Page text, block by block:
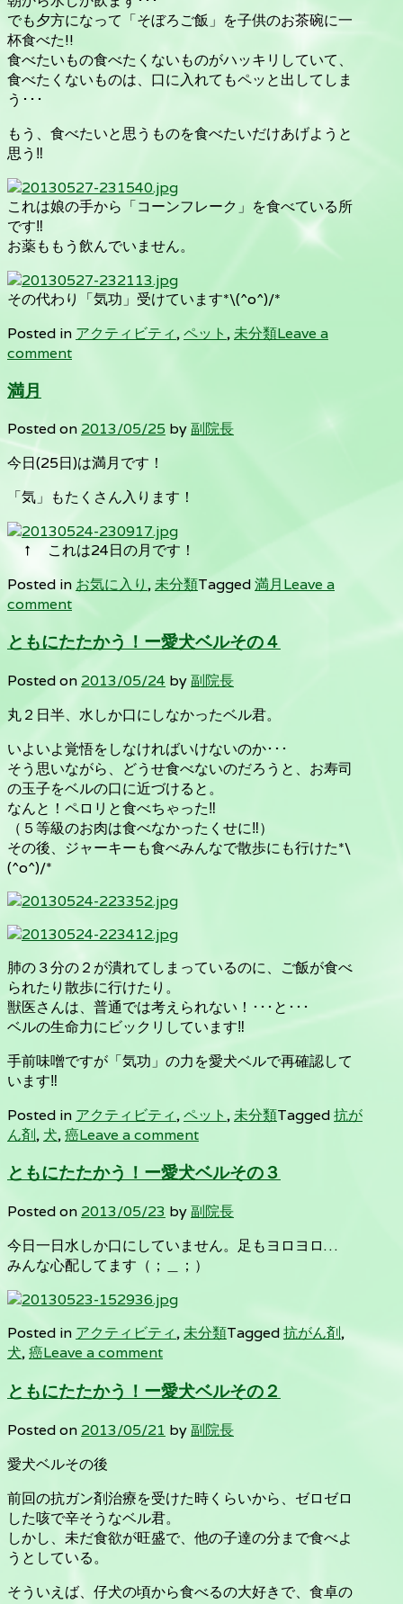
でも夕方になって「そぼろご飯」を子供のお茶碗に一
杯食べた!!
食べたいもの食べたくないものがハッキリしていて、
食べたくないものは、口に入れてもペッと出してしま
う･･･
もう、食べたいと思うものを食べたいだけあげようと
思う‼
これは娘の手から「コーンフレーク」を食べている所
です‼
お薬ももう飲んでいません。
その代わり「気功」受けています*\(^o^)/*
Posted in アクティビティ,ペット,未分類Leave a
comment
満月
Posted on 2013/05/25 by副院長
今日(25日)は満月です！
「気」もたくさん入ります！
↑ これは24日の月です！
Posted in お気に入り,未分類Tagged満月Leave a
comment
ともにたたかう！ー愛犬ベルその４
Posted on 2013/05/24 by副院長
丸２日半、水しか口にしなかったベル君。
いよいよ覚悟をしなければいけないのか･･･
そう思いながら、どうせ食べないのだろうと、お寿司
の玉子をベルの口に近づけると。
なんと！ペロリと食べちゃった‼
（５等級のお肉は食べなかったくせに‼）
その後、ジャーキーも食べみんなで散歩にも行けた*\
(^o^)/*
肺の３分の２が潰れてしまっているのに、ご飯が食べ
られたり散歩に行けたり。
獣医さんは、普通では考えられない！･･･と･･･
ベルの生命力にビックリしています‼
手前味噌ですが「気功」の力を愛犬ベルで再確認して
います‼
Posted in アクティビティ,ペット,未分類Tagged抗が
ん剤, 犬,癌Leave a comment
ともにたたかう！ー愛犬ベルその３
Posted on 2013/05/23 by副院長
今日一日水しか口にしていません。足もヨロヨロ…
みんな心配してます（；＿；）
Posted in アクティビティ,未分類Tagged抗がん剤,
犬,癌Leave a comment
ともにたたかう！ー愛犬ベルその２
Posted on 2013/05/21 by副院長
愛犬ベルその後
前回の抗ガン剤治療を受けた時くらいから、ゼロゼロ
した咳で辛そうなベル君。
しかし、未だ食欲が旺盛で、他の子達の分まで食べよ
うとしている。
そういえば、仔犬の頃から食べるの大好きで、食卓の